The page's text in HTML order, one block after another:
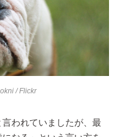
/ Flickr
われていましたが、最